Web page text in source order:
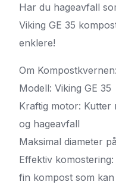
Har du hageavfall
Viking GE 35
enklere!
Om Kompostkvernen:
Modell: Viking GE 35
Kraftig motor: Kutter
og hageavfall
Maksimal diameter
Effektiv
fin kompost som